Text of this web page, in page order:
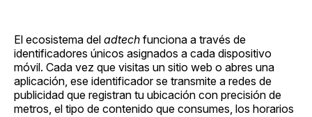
El ecosistema del adtech funciona a través de
identificadores únicos asignados a cada dispositivo
móvil. Cada vez que visitas un sitio web o abres una
aplicación, ese identificador se transmite a redes de
publicidad que registran tu ubicación con precisión de
metros, el tipo de contenido que consumes, los horarios